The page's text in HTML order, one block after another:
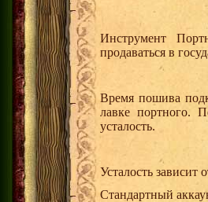
Инструмент
продаваться в
Время пошива
лавке портного.
усталость.
Усталость зависит
Стандартный